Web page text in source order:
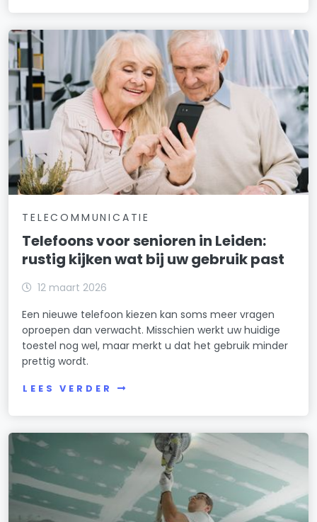
TELECOMMUNICATIE
Telefoons voor senioren in Leiden:
rustig kijken wat bij uw gebruik past
12 maart 2026
Een nieuwe telefoon kiezen kan soms meer vragen
oproepen dan verwacht. Misschien werkt uw huidige
toestel nog wel, maar merkt u dat het gebruik minder
prettig wordt.
LEES VERDER